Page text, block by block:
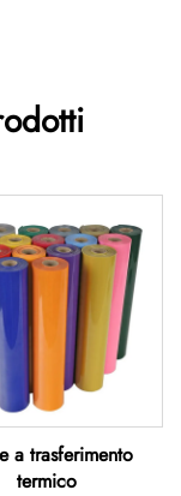
a trasferimento
termico